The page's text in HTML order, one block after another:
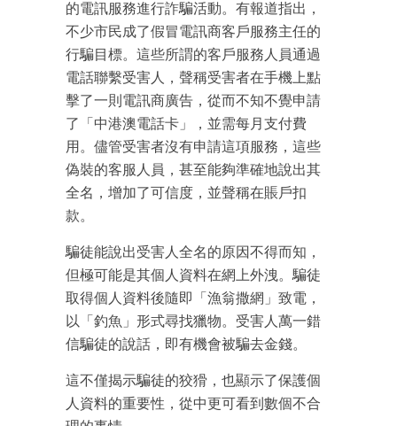
的電訊服務進行詐騙活動。有報道指出，
不少市民成了假冒電訊商客戶服務主任的
行騙目標。這些所謂的客戶服務人員通過
電話聯繫受害人，聲稱受害者在手機上點
擊了一則電訊商廣告，從而不知不覺申請
了「中港澳電話卡」，並需每月支付費
用。儘管受害者沒有申請這項服務，這些
偽裝的客服人員，甚至能夠準確地說出其
全名，增加了可信度，並聲稱在賬戶扣
款。
騙徒能說出受害人全名的原因不得而知，
但極可能是其個人資料在網上外洩。騙徒
取得個人資料後隨即「漁翁撒網」致電，
以「釣魚」形式尋找獵物。受害人萬一錯
信騙徒的說話，即有機會被騙去金錢。
這不僅揭示騙徒的狡猾，也顯示了保護個
人資料的重要性，從中更可看到數個不合